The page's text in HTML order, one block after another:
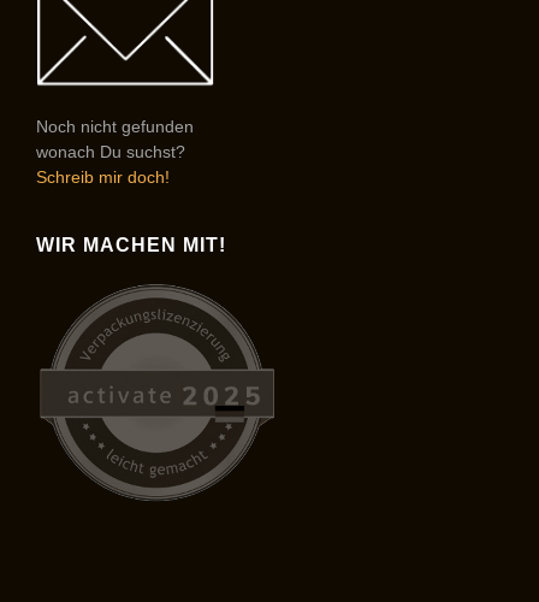
Noch nicht gefunden
wonach Du suchst?
Schreib mir doch!
WIR MACHEN MIT!